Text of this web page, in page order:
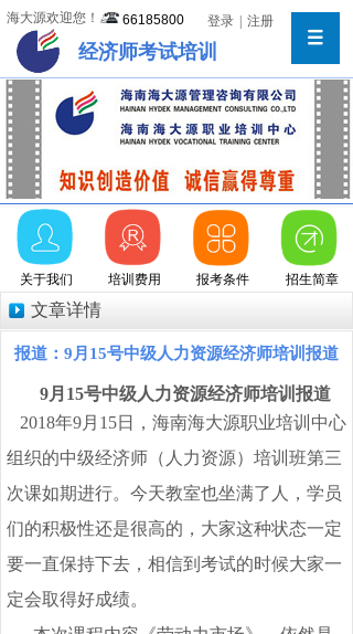
海大源欢迎您！ 66185800 登录 注册
经济师考试培训
关于我们 报考条件 招生简章
培训费用
文章详情
报道：9月15号中级人力资源经济师培训报道
9月15号中级人力资源经济师培训报道
2018年9月 15日，海南海大源职业培训中心
组织的中级经济师（人力资源）培训班第三
次课如期进行。今天教室也坐满了人，学员
们的积极性还是很高的，大家这种状态一定
要一直保持下去，相信到考试的时候大家一
定会取得好成绩。